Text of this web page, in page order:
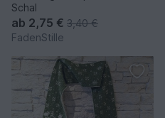
Schal
ab 2,75 € 3,40 €
FadenStille